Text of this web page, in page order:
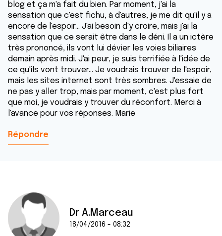
blog et ça m'a fait du bien. Par moment, j'ai la
sensation que c'est fichu, à d'autres, je me dit qu'il y a
encore de l'espoir... J'ai besoin d'y croire, mais j'ai la
sensation que ce serait être dans le déni. Il a un ictère
très prononcé, ils vont lui dévier les voies biliaires
demain après midi. J'ai peur, je suis terrifiée à l'idée de
ce qu'ils vont trouver... Je voudrais trouver de l'espoir,
mais les sites internet sont très sombres. J'essaie de
ne pas y aller trop, mais par moment, c'est plus fort
que moi, je voudrais y trouver du réconfort. Merci à
l'avance pour vos réponses. Marie
Répondre
Dr A.Marceau
18/04/2016 - 08:32